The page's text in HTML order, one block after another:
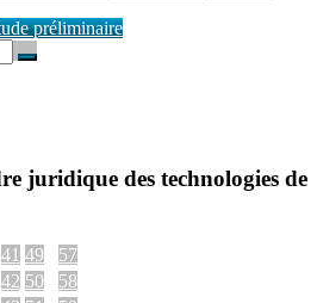
préliminaire
juridique des technologies de
41 49
57
42 50
58